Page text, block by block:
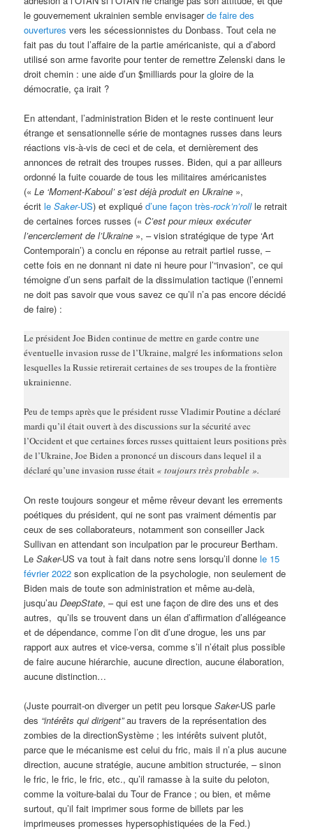
le gouvernement ukrainien semble envisagerde faire des
ouvertures vers les sécessionnistes du Donbass. Tout cela ne
fait pas du tout l’affaire de la partie américaniste, qui a d’abord
utilisé son arme favorite pour tenter de remettre Zelenski dans le
droit chemin : une aide d’un $milliards pour la gloire de la
démocratie, ça irait ?
En attendant, l’administration Biden et le reste continuent leur
étrange et sensationnelle série de montagnes russes dans leurs
réactions vis-à-vis de ceci et de cela, et dernièrement des
annonces de retrait des troupes russes. Biden, qui a par ailleurs
ordonné la fuite couarde de tous les militaires américanistes
(«Le ‘Moment-Kaboul’ s’est déjà produit en Ukraine »,
écritleSaker-US) et expliquéd’une façon très-rock’n’rollle retrait
de certaines forces russes («C’est pour mieux exécuter
l’encerclement de l’Ukraine », – vision stratégique de type ‘Art
Contemporain’) a conclu en réponse au retrait partiel russe, –
cette fois en ne donnant ni date ni heure pour l’“invasion”, ce qui
témoigne d’un sens parfait de la dissimulation tactique (l’ennemi
ne doit pas savoir que vous savez ce qu’il n’a pas encore décidé
de faire) :
Le président Joe Biden continue de mettre en garde contre une
éventuelle invasion russe de l’Ukraine, malgré les informations selon
lesquelles la Russie retirerait certaines de ses troupes de la frontière
ukrainienne.
Peu de temps après que le président russe Vladimir Poutine a déclaré
mardi qu’il était ouvert à des discussions sur la sécurité avec
l’Occident et que certaines forces russes quittaient leurs positions près
de l’Ukraine, Joe Biden a prononcé un discours dans lequel il a
déclaré qu’une invasion russe était « toujours très probable ».
On reste toujours songeur et même rêveur devant les errements
poétiques du président, qui ne sont pas vraiment démentis par
ceux de ses collaborateurs, notamment son conseiller Jack
Sullivan en attendant son inculpation par le procureur Bertham.
LeSaker-US va tout à fait dans notre sens lorsqu’il donnele 15
février 2022 son explication de la psychologie, non seulement de
Biden mais de toute son administration et même au-delà,
jusqu’auDeepState, – qui est une façon de dire des uns et des
autres, qu’ils se trouvent dans un élan d’affirmation d’allégeance
et de dépendance, comme l’on dit d’une drogue, les uns par
rapport aux autres et vice-versa, comme s’il n’était plus possible
de faire aucune hiérarchie, aucune direction, aucune élaboration,
aucune distinction…
(Juste pourrait-on diverger un petit peu lorsqueSaker-US parle
des “intérêts qui dirigent”au travers de la représentation des
zombies de la directionSystème ; les intérêts suivent plutôt,
parce que le mécanisme est celui du fric, mais il n’a plus aucune
direction, aucune stratégie, aucune ambition structurée, – sinon
le fric, le fric, le fric, etc., qu’il ramasse à la suite du peloton,
comme la voiture-balai du Tour de France ; ou bien, et même
surtout, qu’il fait imprimer sous forme de billets par les
imprimeuses promesses hypersophistiquées de la Fed.)